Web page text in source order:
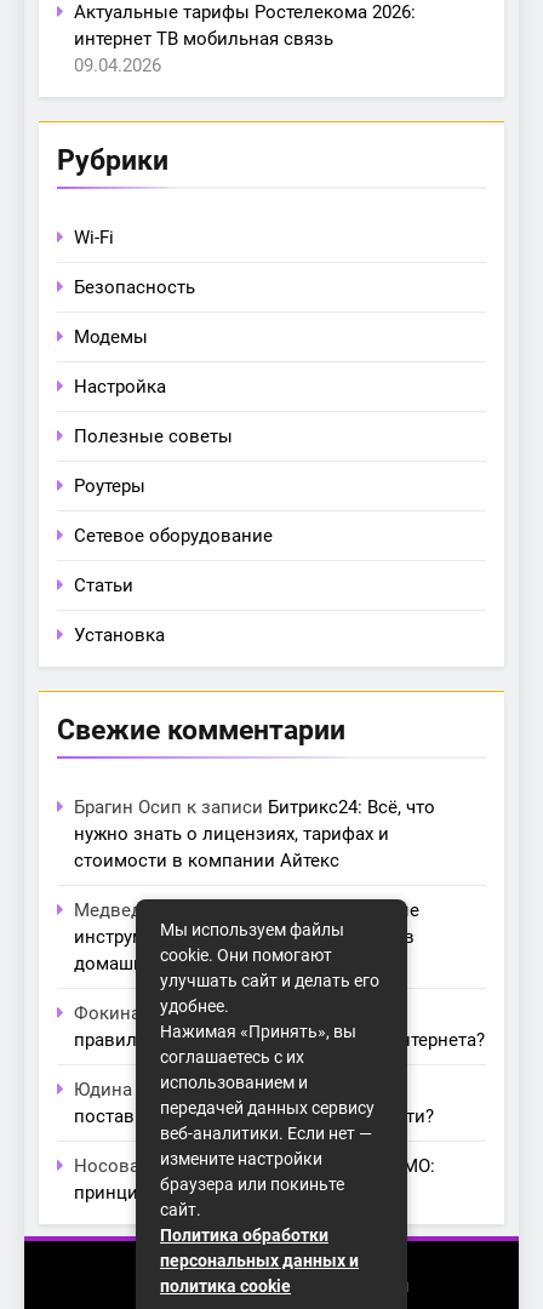
Актуальные тарифы Ростелекома 2026:
интернет ТВ мобильная связь
09.04.2026
Рубрики
Wi-Fi
Безопасность
Модемы
Настройка
Полезные советы
Роутеры
Сетевое оборудование
Статьи
Установка
Свежие комментарии
Брагин Осип к записи Битрикс24: Всё, что
нужно знать о лицензиях, тарифах и
стоимости в компании Айтекс
Медведева Амалия
Основные
инструменты для создания серверов в
домашних условиях
Фокина Невак записи
правильный модем для домашнего интернета?
Юдина Ивонак записиПроблемы с
поставщиками интернета: как их обойти?
Носова Агатак записиТехнология MIMO:
принципы работы и её преимущества
2026 (с) https://homenet-spb.ru
Мы используем файлы
cookie. Они помогают
улучшать сайт и делать его
удобнее.
Нажимая «Принять», вы
соглашаетесь с их
использованием и
передачей данных сервису
веб-аналитики. Если нет —
измените настройки
браузера или покиньте
сайт.
Политика обработки
персональных данных и
политика cookie